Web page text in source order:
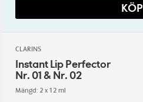
KÖP
CLARINS
Instant Lip Perfector
Nr. 01 & Nr. 02
Mängd: 2 x 12 ml